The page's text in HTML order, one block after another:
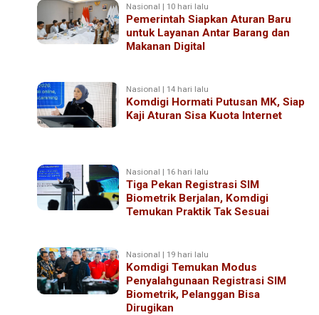
Nasional | 10 hari lalu
Pemerintah Siapkan Aturan Baru
untuk Layanan Antar Barang dan
Makanan Digital
Nasional | 14 hari lalu
Komdigi Hormati Putusan MK, Siap
Kaji Aturan Sisa Kuota Internet
Nasional | 16 hari lalu
Tiga Pekan Registrasi SIM
Biometrik Berjalan, Komdigi
Temukan Praktik Tak Sesuai
Nasional | 19 hari lalu
Komdigi Temukan Modus
Penyalahgunaan Registrasi SIM
Biometrik, Pelanggan Bisa
Dirugikan